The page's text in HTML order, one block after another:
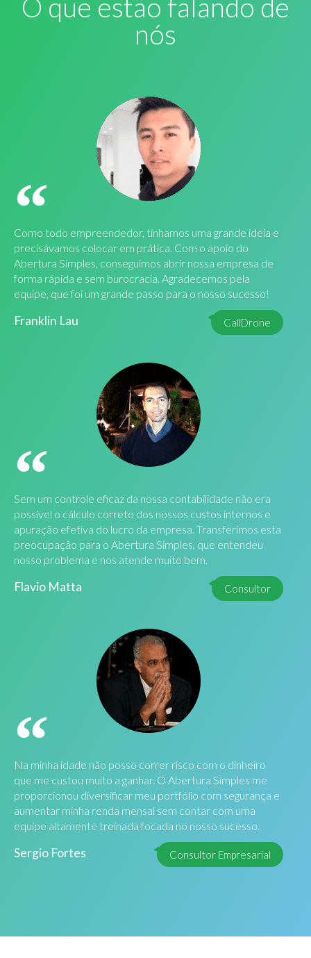
O que estão falando de
nós
Como todo empreendedor, tínhamos uma grande ideia e
precisávamos colocar em prática. Com o apoio do
Abertura Simples, conseguimos abrir nossa empresa de
forma rápida e sem burocracia. Agradecemos pela
equipe, que foi um grande passo para o nosso sucesso!
Franklin Lau CallDrone
Sem um controle eficaz da nossa contabilidade não era
possível o cálculo correto dos nossos custos internos e
apuração efetiva do lucro da empresa. Transferimos esta
preocupação para o Abertura Simples, que entendeu
nosso problema e nos atende muito bem.
Flavio Matta Consultor
Na minha idade não posso correr risco com o dinheiro
que me custou muito a ganhar. O Abertura Simples me
proporcionou diversificar meu portfólio com segurança e
aumentar minha renda mensal sem contar com uma
equipe altamente treinada focada no nosso sucesso.
Sergio Fortes Consultor Empresarial